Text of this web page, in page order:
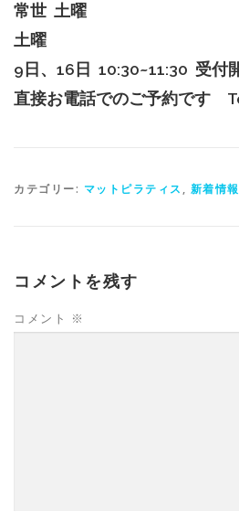
常世 土曜
土曜
9 日、 16 日 10:30~11:30 受付
直接お電話でのご予約です
カテゴリー: マットピラティス , 新着情報
コメントを残す
コメント ※